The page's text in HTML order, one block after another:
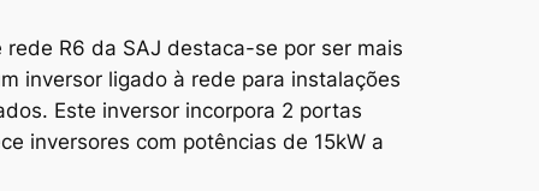
R6 da SAJ destaca-se por ser mais
inversor ligado à rede para instalações
Este inversor incorpora 2 portas
inversores com potências de 15kW a